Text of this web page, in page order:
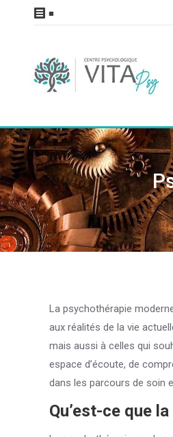
■
La psychothérapie
aux réalités de la vie
mais aussi à celles qui
espace d’écoute, de
dans les parcours de soin
Qu’est-ce que